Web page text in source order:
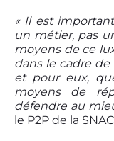
« Il est
un métier, pas
moyens de ce
dans le cadre de
et pour eux,
moyens de
défendre au
le P2P de la